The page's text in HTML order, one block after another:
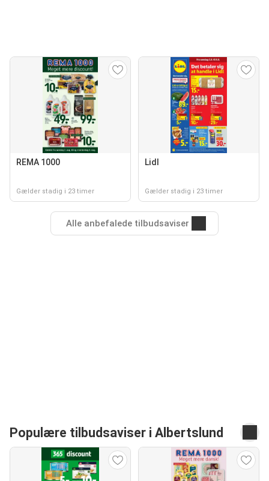
REMA 1000
Gælder stadig i 23 timer
Lidl
Gælder stadig i 23 timer
Alle anbefalede tilbudsaviser
Populære tilbudsaviser i Albertslund